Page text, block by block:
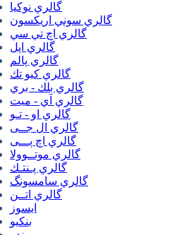
گالري نوكيا
گالري سوني اريكسون
گالري اچ تي سي
گالري اپل
گالري پالم
گالري كيو تك
گالري بلك - بري
گالري آي - ميت
گالري او - تـو
گالري ال جــی
گالري اچ پـــی
گالري موتــوولا
گالري پـنتـك
گالري سامسونگ
گالري اتــن
ایسوز
بنکیو